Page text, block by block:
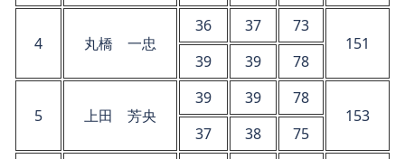
4 丸橋 一忠
36 37
73
151
39
39 78
5 上田 芳央
39 39
78
153
37
38 75